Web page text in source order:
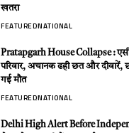
खतरा
FEATUREDNATIONAL
Pratapgarh House Collapse :
परिवार, अचानक ढही छत और दीवारें,
गई मौत
FEATUREDNATIONAL
Delhi High Alert Before